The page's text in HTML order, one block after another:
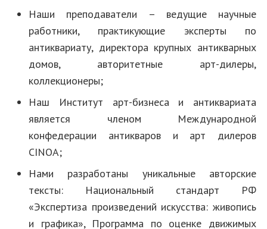
Наши преподаватели – ведущие научные
работники, практикующие эксперты по
антиквариату, директора крупных антикварных
домов, авторитетные арт-дилеры,
коллекционеры;
Наш Институт арт-бизнеса и антиквариата
является членом Международной
конфедерации антикваров и арт дилеров
CINOA;
Нами разработаны уникальные авторские
тексты: Национальный стандарт РФ
«Экспертиза произведений искусства: живопись
и графика», Программа по оценке движимых